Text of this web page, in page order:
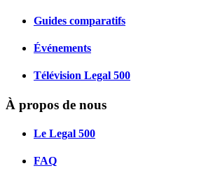
Guides comparatifs
Événements
Télévision Legal 500
À propos de nous
Le Legal 500
FAQ